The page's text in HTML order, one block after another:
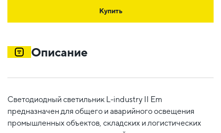
Купить
Описание
Светодиодный светильник L-industry II Em
предназначен для общего и аварийного освещения
промышленных объектов, складских и логистических